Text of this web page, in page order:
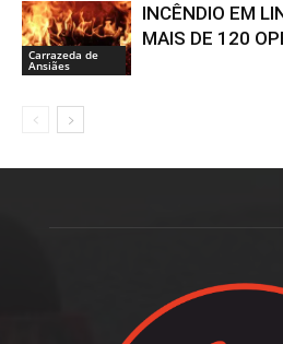
Carrazeda de
Ansiães
INCÊNDIO EM
MAIS DE 120